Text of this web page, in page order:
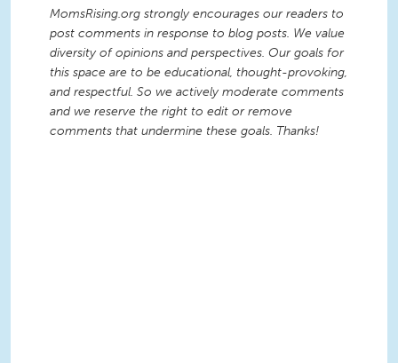
MomsRising.org strongly encourages our readers to
post comments in response to blog posts. We value
diversity of opinions and perspectives. Our goals for
this space are to be educational, thought-provoking,
and respectful. So we actively moderate comments
and we reserve the right to edit or remove
comments that undermine these goals. Thanks!